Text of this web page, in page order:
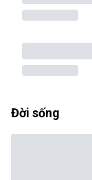
Đời sống